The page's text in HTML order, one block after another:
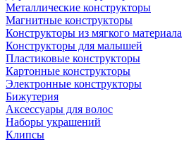
Металлические конструкторы
Магнитные конструкторы
Конструкторы из мягкого материала
Конструкторы для малышей
Пластиковые конструкторы
Картонные конструкторы
Электронные конструкторы
Бижутерия
Аксессуары для волос
Наборы украшений
Клипсы